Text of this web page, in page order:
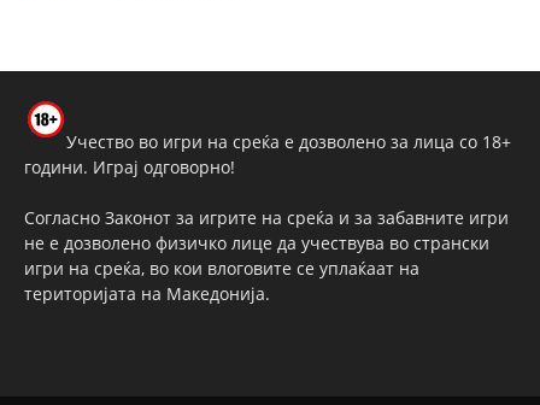
Учество во игри на среќа е дозволено за лица со 18+
години. Играј одговорно!
Согласно Законот за игрите на среќа и за забавните игри
не е дозволено физичко лице да учествува во странски
игри на среќа, во кои влоговите се уплаќаат на
територијата на Македонија.